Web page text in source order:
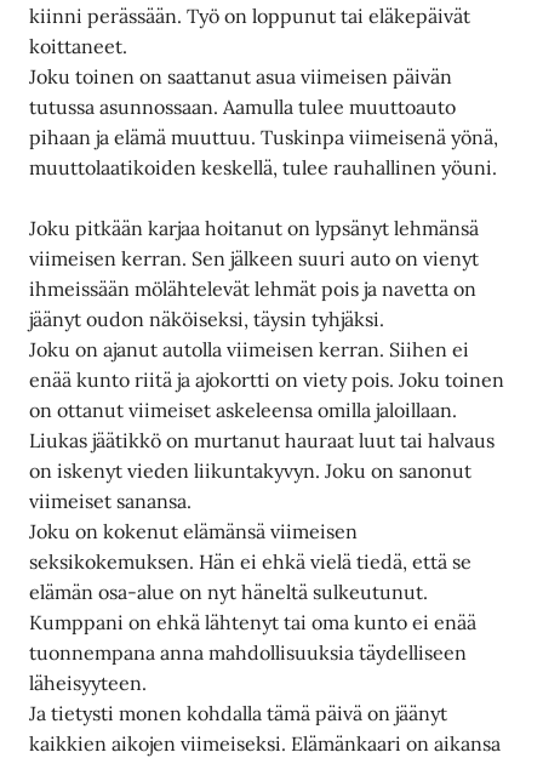
kiinni perässään. Työ on loppunut tai eläkepäivät
koittaneet.
Joku toinen on saattanut asua viimeisen päivän
tutussa asunnossaan. Aamulla tulee muuttoauto
pihaan ja elämä muuttuu. Tuskinpa viimeisenä yönä,
muuttolaatikoiden keskellä, tulee rauhallinen yöuni.
Joku pitkään karjaa hoitanut on lypsänyt lehmänsä
viimeisen kerran. Sen jälkeen suuri auto on vienyt
ihmeissään mölähtelevät lehmät pois ja navetta on
jäänyt oudon näköiseksi, täysin tyhjäksi.
Joku on ajanut autolla viimeisen kerran. Siihen ei
enää kunto riitä ja ajokortti on viety pois. Joku toinen
on ottanut viimeiset askeleensa omilla jaloillaan.
Liukas jäätikkö on murtanut hauraat luut tai halvaus
on iskenyt vieden liikuntakyvyn. Joku on sanonut
viimeiset sanansa.
Joku on kokenut elämänsä viimeisen
seksikokemuksen. Hän ei ehkä vielä tiedä, että se
elämän osa-alue on nyt häneltä sulkeutunut.
Kumppani on ehkä lähtenyt tai oma kunto ei enää
tuonnempana anna mahdollisuuksia täydelliseen
läheisyyteen.
Ja tietysti monen kohdalla tämä päivä on jäänyt
kaikkien aikojen viimeiseksi. Elämänkaari on aikansa